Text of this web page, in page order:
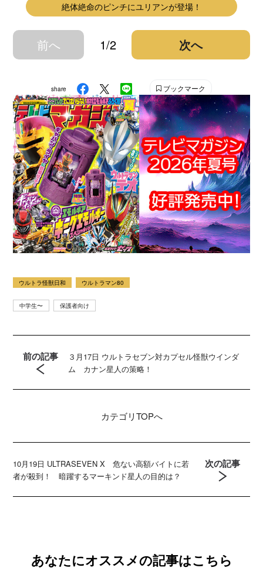
絶体絶命のピンチにユリアンが登場！
前へ 1/2 次へ
share ブックマーク
ウルトラ怪獣日和 ウルトラマン80
中学生〜 保護者向け
前の記事
３月17日 ウルトラセブン対カプセル怪獣ウインダ
ム カナン星人の策略！
カテゴリTOPへ
10月19日 ULTRASEVEN X 危ない高額バイトに若
者が殺到！ 暗躍するマーキンド星人の目的は？
次の記事
あなたにオススメの記事はこちら